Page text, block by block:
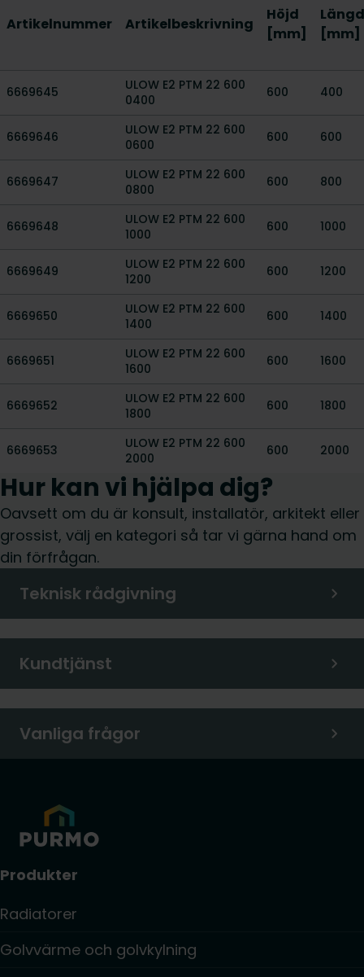
Artikelnummer Artikelbeskrivning
Höjd
[mm]
Längd
[mm]
6669645
ULOW E2 PTM 22 600
0400
600 400
6669646
ULOW E2 PTM 22 600
0600
600 600
6669647
ULOW E2 PTM 22 600
0800
600 800
6669648
ULOW E2 PTM 22 600
1000
600 1000
6669649
ULOW E2 PTM 22 600
1200
600 1200
6669650
ULOW E2 PTM 22 600
1400
600 1400
6669651
ULOW E2 PTM 22 600
1600
600 1600
6669652
ULOW E2 PTM 22 600
1800
600 1800
6669653
ULOW E2 PTM 22 600
2000
600 2000
Hur kan vi hjälpa dig?
Oavsett om du är konsult, installatör, arkitekt eller
grossist, välj en kategori så tar vi gärna hand om
din förfrågan.
Teknisk rådgivning
Kundtjänst
Vanliga frågor
Produkter
Radiatorer
Golvvärme och golvkylning